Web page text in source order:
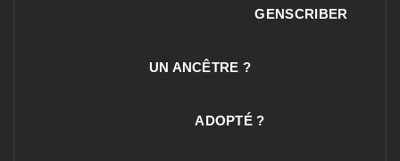
GENSCRIBER
UN ANCÊTRE ?
ADOPTÉ ?